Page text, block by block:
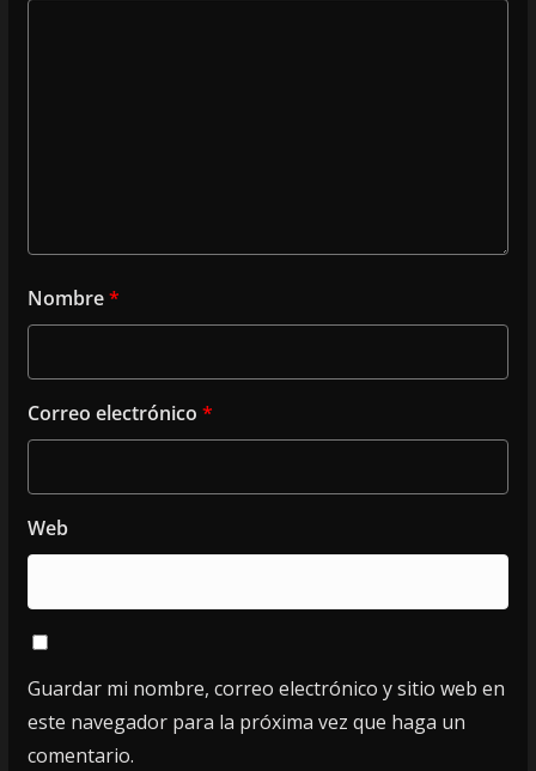
Nombre*
Correo electrónico *
Web
Guardar mi nombre, correo electrónico y sitio web en
este navegador para la próxima vez que haga un
comentario.